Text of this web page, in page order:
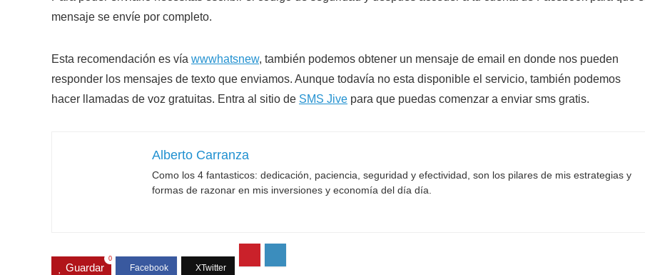
mensaje se envíe por completo.
Esta recomendación es vía wwwhatsnew, también podemos obtener un mensaje de email en donde nos pueden
responder los mensajes de texto que enviamos. Aunque todavía no esta disponible el servicio, también podemos
hacer llamadas de voz gratuitas. Entra al sitio de SMS Jive para que puedas comenzar a enviar sms gratis.
Alberto Carranza
Como los 4 fantasticos: dedicación, paciencia, seguridad y efectividad, son los pilares de mis estrategias y
formas de razonar en mis inversiones y economía del día día.
Guardar
0